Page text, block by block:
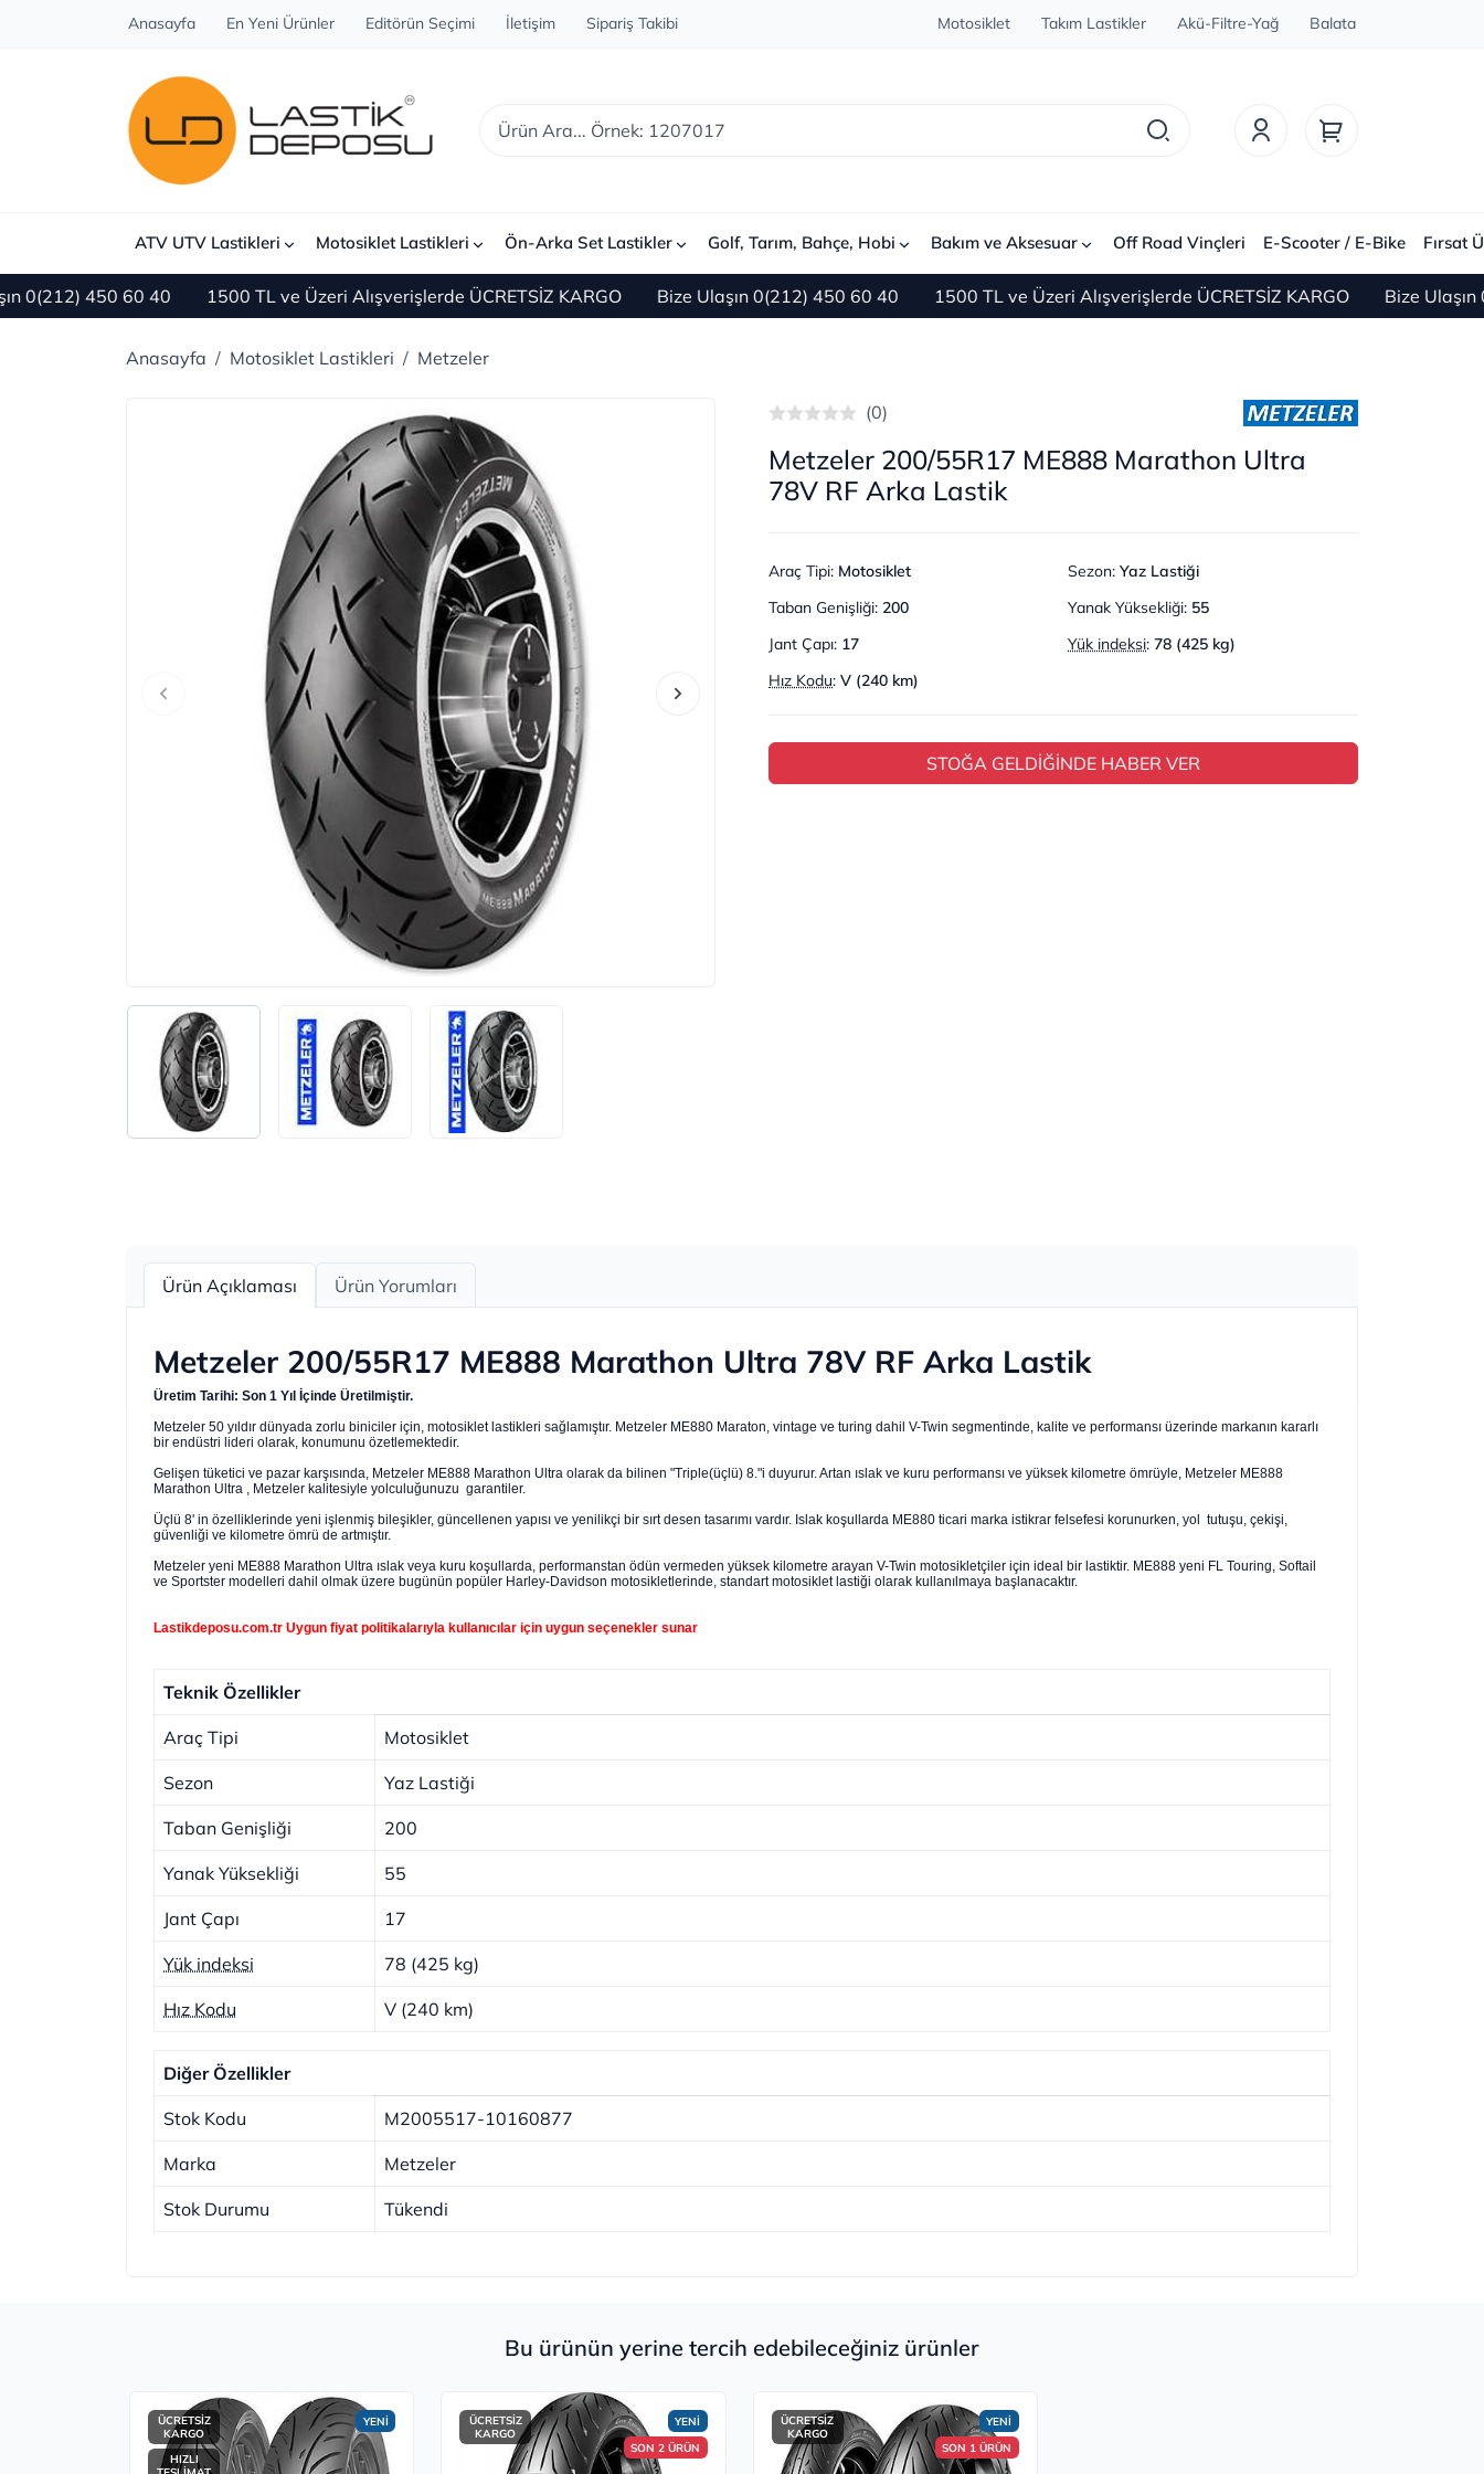
Anasayfa En Yeni Ürünler Editörün Seçimi İletişim Sipariş Takibi Motosiklet Takım Lastikler Akü-Filtre-Yağ Balata
ATV UTV Lastikleri Motosiklet Lastikleri Ön-Arka Set Lastikler Golf, Tarım, Bahçe, Hobi Bakım ve Aksesuar Off Road Vinçleri E-Scooter / E-Bike Fırsat
450 60 40 1500 TL ve Üzeri Alışverişlerde ÜCRETSİZ KARGO Bize Ulaşın 0(212) 450 60 40 1500 TL ve Üzeri Alışverişlerde ÜCRETSİZ KARGO Bize Ulaşın
Anasayfa Motosiklet Lastikleri Metzeler
(0)
Metzeler 200/55R17 ME888 Marathon Ultra
78V RF Arka Lastik
Araç Tipi: Motosiklet Sezon: Yaz Lastiği
Taban Genişliği: 200 Yanak Yüksekliği: 55
Jant Çapı: 17 Yük indeksi: 78 (425 kg)
Hız Kodu: V (240 km)
STOĞA GELDİĞİNDE HABER VER
Ürün Açıklaması Ürün Yorumları
Metzeler 200/55R17 ME888 Marathon Ultra 78V RF Arka Lastik
Üretim Tarihi: Son 1 Yıl İçinde Üretilmiştir.
Metzeler 50 yıldır dünyada zorlu biniciler için, motosiklet lastikleri sağlamıştır. Metzeler ME880 Maraton, vintage ve turing dahil V-Twin segmentinde, kalite ve performansı üzerinde markanın kararlı
bir endüstri lideri olarak, konumunu özetlemektedir.
Gelişen tüketici ve pazar karşısında, Metzeler ME888 Marathon Ultra olarak da bilinen "Triple(üçlü) 8."i duyurur. Artan ıslak ve kuru performansı ve yüksek kilometre ömrüyle, Metzeler ME888
Marathon Ultra , Metzeler kalitesiyle yolculuğunuzu garantiler.
Üçlü 8' in özelliklerinde yeni işlenmiş bileşikler, güncellenen yapısı ve yenilikçi bir sırt desen tasarımı vardır. Islak koşullarda ME880 ticari marka istikrar felsefesi korunurken, yol tutuşu, çekişi,
güvenliği ve kilometre ömrü de artmıştır.
Metzeler yeni ME888 Marathon Ultra ıslak veya kuru koşullarda, performanstan ödün vermeden yüksek kilometre arayan V-Twin motosikletçiler için ideal bir lastiktir. ME888 yeni FL Touring, Softail
ve Sportster modelleri dahil olmak üzere bugünün popüler Harley-Davidson motosikletlerinde, standart motosiklet lastiği olarak kullanılmaya başlanacaktır.
Lastikdeposu.com.tr Uygun fiyat politikalarıyla kullanıcılar için uygun seçenekler sunar
Teknik Özellikler
Araç Tipi Motosiklet
Sezon Yaz Lastiği
Taban Genişliği 200
Yanak Yüksekliği 55
Jant Çapı 17
Yük indeksi 78 (425 kg)
Hız Kodu V (240 km)
Diğer Özellikler
Stok Kodu M2005517-10160877
Marka Metzeler
Stok Durumu Tükendi
Bu ürünün yerine tercih edebileceğiniz ürünler
YENİ
ÜCRETSİZ
KARGO
HIZLI
YENİ
SON 2 ÜRÜN
ÜCRETSİZ
KARGO
YENİ
SON 1 ÜRÜN
ÜCRETSİZ
KARGO